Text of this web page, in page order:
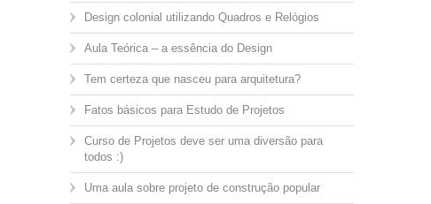
Design colonial utilizando Quadros e Relógios
Aula Teórica – a essência do Design
Tem certeza que nasceu para arquitetura?
Fatos básicos para Estudo de Projetos
Curso de Projetos deve ser uma diversão para
todos :)
Uma aula sobre projeto de construção popular